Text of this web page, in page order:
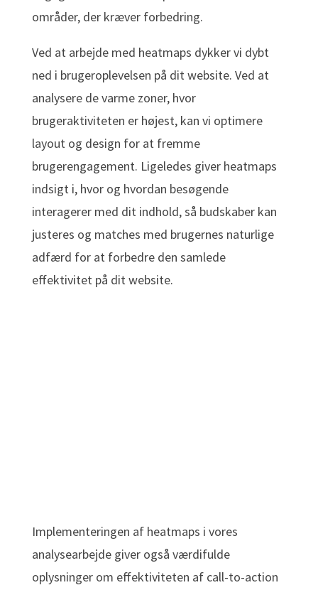
områder, der kræver forbedring.
Ved at arbejde med heatmaps dykker vi dybt
ned i brugeroplevelsen på dit website. Ved at
analysere de varme zoner, hvor
brugeraktiviteten er højest, kan vi optimere
layout og design for at fremme
brugerengagement. Ligeledes giver heatmaps
indsigt i, hvor og hvordan besøgende
interagerer med dit indhold, så budskaber kan
justeres og matches med brugernes naturlige
adfærd for at forbedre den samlede
effektivitet på dit website.
Implementeringen af heatmaps i vores
analysearbejde giver også værdifulde
oplysninger om effektiviteten af call-to-action